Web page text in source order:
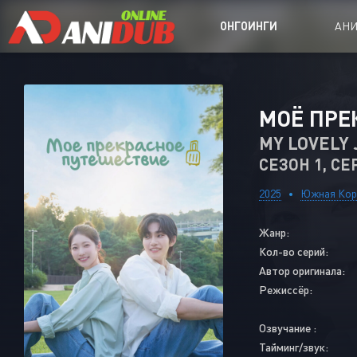
ОНГОИНГИ
Аниме
Аниме
Аниме OVA
Аниме ONA
МОЁ
MY LOVELY
СЕЗОН 1,
2025 Южная
Жанр:
Кол-во серий:
Автор оригинала:
Режиссёр:
Озвучание :
Тайминг/звук: